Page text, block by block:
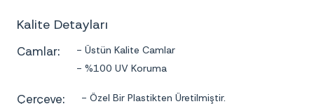
Kalite Detayları
Camlar:
- Üstün Kalite Camlar
- %100 UV Koruma
Çerçeve:
- Özel Bir Plastikten Üretilmiştir.